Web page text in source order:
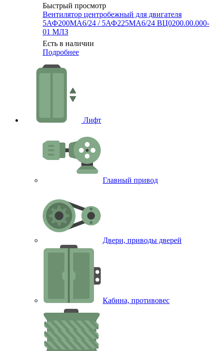
Быстрый просмотр
Вентилятор центробежный для двигателя
5АФ200МА6/24 / 5АФ225МА6/24 ВЦ0200.00.000-
01 МЛЗ
Есть в наличии
Подробнее
Лифт
Главный привод
Двери, приводы дверей
Кабина, противовес